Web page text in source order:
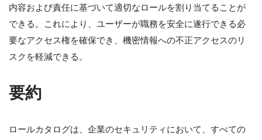
内容および責任に基づいて適切なロールを割り当てることが
できる。これにより、ユーザーが職務を安全に遂行できる必
要なアクセス権を確保でき、機密情報への不正アクセスのリ
スクを軽減できる。
要約
ロールカタログは、企業のセキュリティにおいて、すべての